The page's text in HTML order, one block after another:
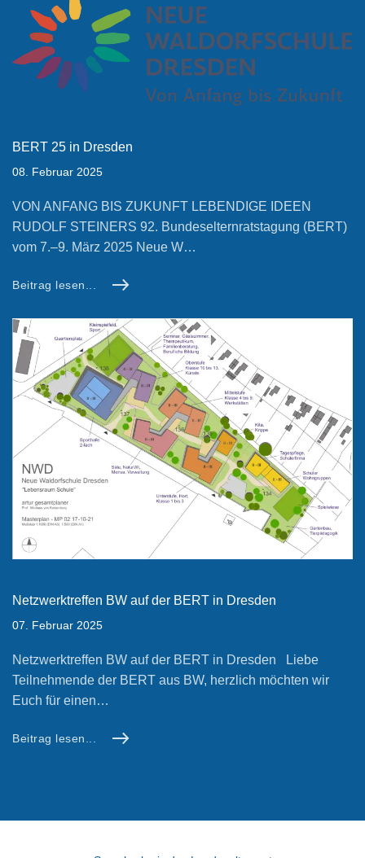
BERT 25 in Dresden
08. Februar 2025
VON ANFANG BIS ZUKUNFT LEBENDIGE IDEEN
RUDOLF STEINERS 92. Bundeselternratstagung (BERT)
vom 7.–9. März 2025 Neue W…
Beitrag lesen...
Netzwerktreffen BW auf der BERT in Dresden
07. Februar 2025
Netzwerktreffen BW auf der BERT in Dresden Liebe
Teilnehmende der BERT aus BW, herzlich möchten wir
Euch für einen…
Beitrag lesen...